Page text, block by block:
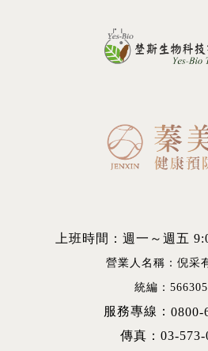
上班時間：週一～週五
營業人名稱：倪采
統編：
服務專線： 0800-
傳真：03-573-